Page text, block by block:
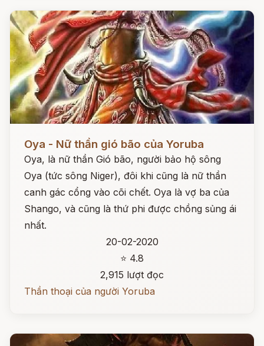
Oya - Nữ thần gió bão của Yoruba
Oya, là nữ thần Gió bão, người bảo hộ sông
Oya (tức sông Niger), đôi khi cũng là nữ thần
canh gác cổng vào cõi chết. Oya là vợ ba của
Shango, và cũng là thứ phi được chồng sủng ái
nhất.
20-02-2020
⭐ 4.8
2,915 lượt đọc
Thần thoại của người Yoruba